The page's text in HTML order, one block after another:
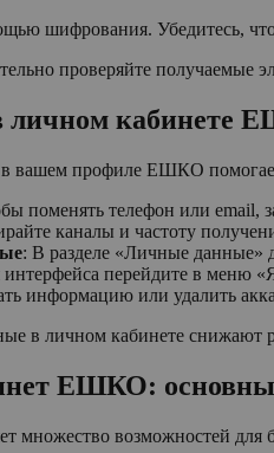
шифрования. Убедитесь,
проверяйте получаемые
личном кабинете
вашем профиле ЕШКО
поменять телефон или email,
каналы и частоту
: В разделе «Личные данные»
перейдите в меню
информацию или удалить
в личном кабинете снижают
ЕШКО:
возможностей для